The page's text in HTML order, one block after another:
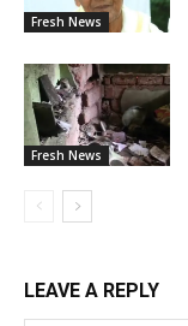
Fresh News
Fresh News
LEAVE A REPLY